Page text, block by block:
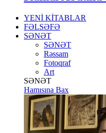
YENİ KİTABLAR
FƏLSƏFƏ
SƏNƏT
SƏNƏT
Rəssam
Fotoqraf
Art
SƏNƏT
Hamısına Bax